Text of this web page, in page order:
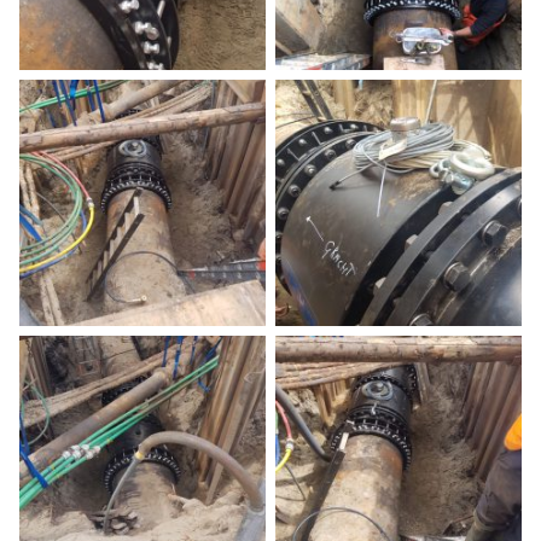
Aquarama Trade Fair
20 october 2022
Belgio
Deprecated
/home/a0129/domains/novasiria.it/public_html/wp-
content/themes/novasiria/templates/calendar.php
31
MWWD 2022
24 october 2022
Abu Dhabi
Deprecated
/home/a0129/domains/novasiria.it/public_html/wp-
content/themes/novasiria/templates/calendar.php
31
Aggiungi al calendario